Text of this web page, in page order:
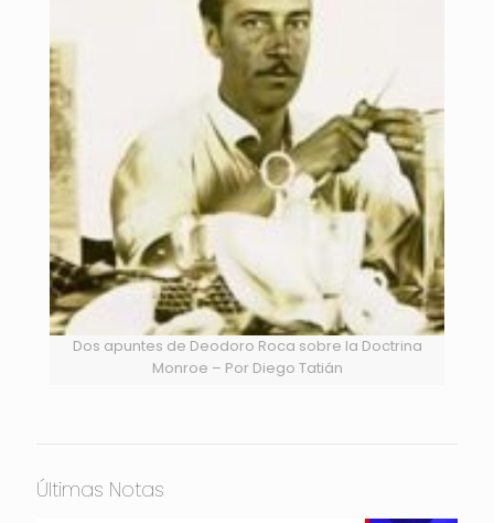
Dos apuntes de Deodoro Roca sobre la Doctrina
Monroe – Por Diego Tatián
Últimas Notas